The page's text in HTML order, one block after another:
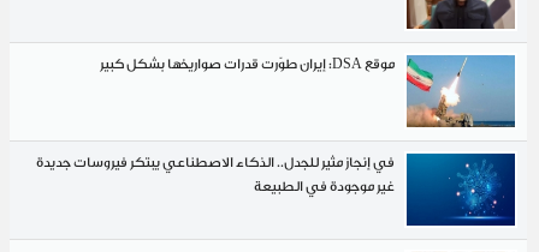
موقع DSA: إيران طوّرت قدرات صواريخها بشكل كبير
في إنجاز مثير للجدل.. الذكاء الاصطناعي يبتكر فيروسات جديدة
غير موجودة في الطبيعة